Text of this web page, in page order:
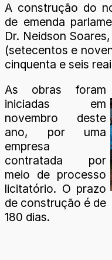
A construção do
de emenda
Dr. Neidson
(setecentos e
cinquenta e seis
As obras foram
iniciadas em
novembro deste
ano, por uma
empresa
contratada por
meio de processo
licitatório. O prazo
de construção é de
180 dias.